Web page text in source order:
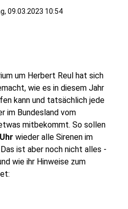
09.03.2023 10:54
um Herbert Reul hat sich
wie es in diesem Jahr
kann und tatsächlich jede
im Bundesland vom
mitbekommt. So sollen
wieder alle Sirenen im
ist aber noch nicht alles -
wie ihr Hinweise zum